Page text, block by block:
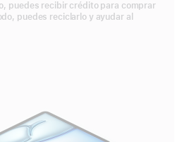
puedes recibir crédito para comprar
puedes reciclarlo y ayudar al